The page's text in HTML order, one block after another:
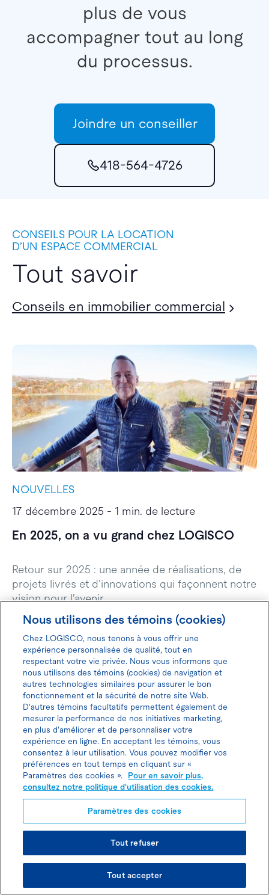
Joindre un conseiller à la location
Voir les disponibilités
plus de vous
accompagner tout au long
du processus.
Joindre un conseiller
418-564-4726
CONSEILS POUR LA LOCATION
D’UN ESPACE COMMERCIAL
Tout savoir
Conseils en immobilier commercial
NOUVELLES
17 décembre 2025 - 1 min. de lecture
En 2025, on a vu grand chez LOGISCO
Retour sur 2025 : une année de réalisations, de
projets livrés et d’innovations qui façonnent notre
vision pour l’avenir.
Téléphone sans frais
+ 1-833-564-4726
Heures d’ouverture
Nous utilisons des témoins (cookies)
Chez LOGISCO, nous tenons à vous offrir une
expérience personnalisée de qualité, tout en
respectant votre vie privée. Nous vous informons que
nous utilisons des témoins (cookies) de navigation et
autres technologies similaires pour assurer le bon
fonctionnement et la sécurité de notre site Web.
D'autres témoins facultatifs permettent également de
mesurer la performance de nos initiatives marketing,
en plus d'améliorer et de personnaliser votre
expérience en ligne. En acceptant les témoins, vous
consentez à leur utilisation. Vous pouvez modifier vos
préférences en tout temps en cliquant sur «
Paramètres des cookies ».
Pour en savoir plus,
consultez notre politique d'utilisation des cookies.
Paramètres des cookies
Tout refuser
Tout accepter